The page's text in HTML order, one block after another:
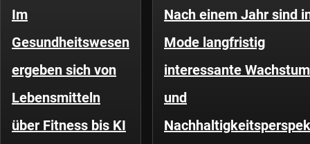
Im
Gesundheitswesen
ergeben sich von
Lebensmitteln
über Fitness bis KI
Nach einem Jahr sind
Mode langfristig
interessante
und